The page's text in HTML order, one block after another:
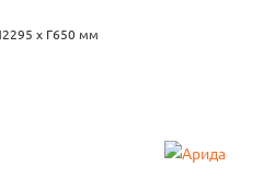
x Г650 мм